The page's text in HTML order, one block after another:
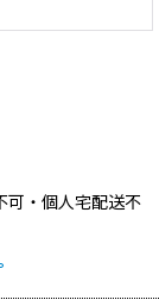
可・個人宅配送不